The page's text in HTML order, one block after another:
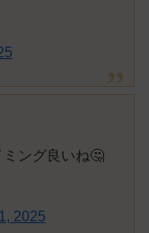
ング良いね🤔
2025